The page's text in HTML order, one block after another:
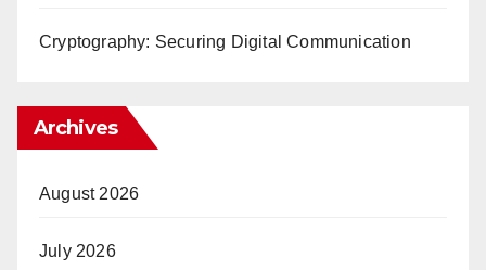
Cryptography: Securing Digital Communication
Archives
August 2026
July 2026